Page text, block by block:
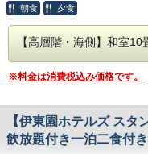
「熱川バ
トタイガ
ム」など
ットが満
東伊豆の
水平線か
す。“ム
20:30～
ご家族、カ
ときをお過
当館周辺に
ニ園」や、
マルキング
トが満載で
朝食 夕食
【高層階・海側】和室10
※料金は消費税込み価格です。
【伊東園ホテルズ スタ
飲放題付き一泊二食付